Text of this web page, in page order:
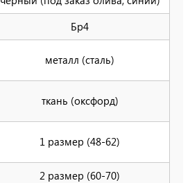
Бр4
металл (сталь)
ткань (оксфорд)
1 размер (48-62)
2 размер (60-70)